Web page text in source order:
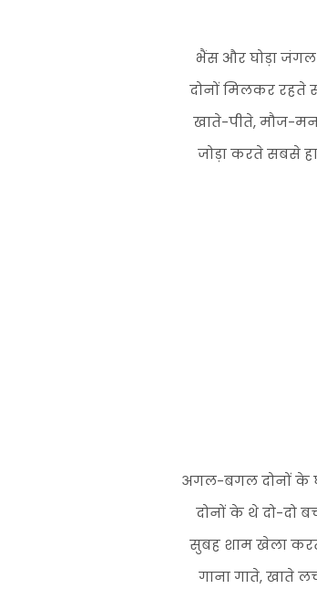
भैंस और घोड़ा
दोनों मिलकर रहते
खाते-पीते, मौज-
जोड़ा करते सबसे
अगल-बगल दोनों के
दोनों के थे दो-दो
सुबह शाम खेला
गाना गाते, खाते